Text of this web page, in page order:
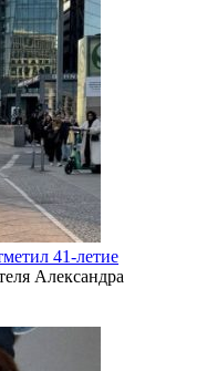
41-летие
Александра